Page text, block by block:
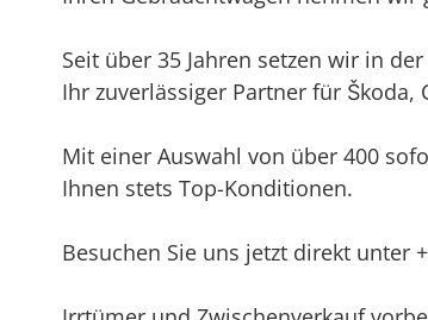
Seit über 35 Jahren setzen wir in
Ihr zuverlässiger Partner für Škoda,
Mit einer Auswahl von über 400
Ihnen stets Top-Konditionen.
Besuchen Sie uns jetzt direkt unter